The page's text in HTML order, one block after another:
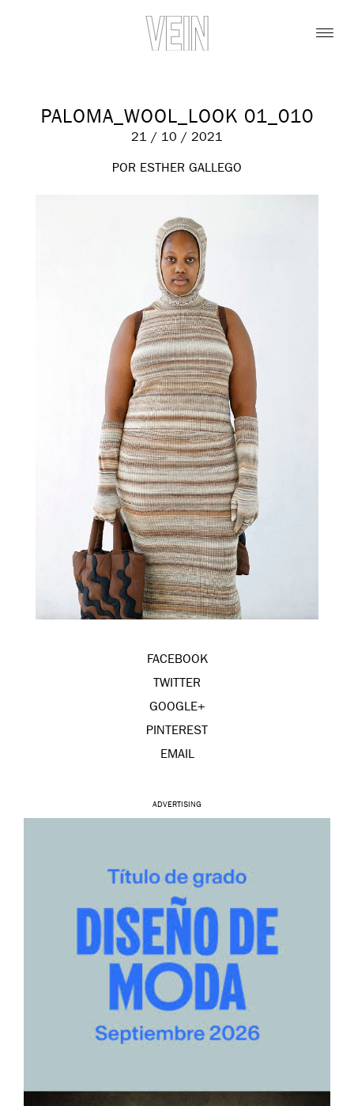
PALOMA_WOOL_LOOK 01_010
21 / 10 / 2021
POR ESTHER GALLEGO
FACEBOOK
TWITTER
GOOGLE+
PINTEREST
EMAIL
ADVERTISING